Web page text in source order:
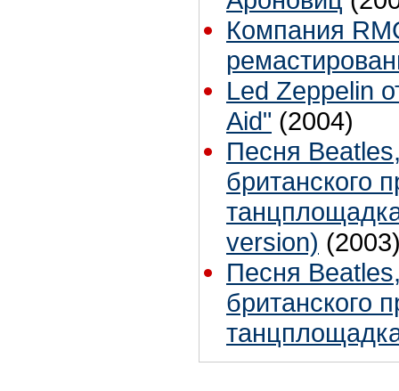
Компания
Led Zeppelin
Aid" (2004)
Песня
британского
version)
Песня
британского